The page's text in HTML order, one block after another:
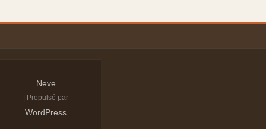
Neve
| Propulsé par
WordPress